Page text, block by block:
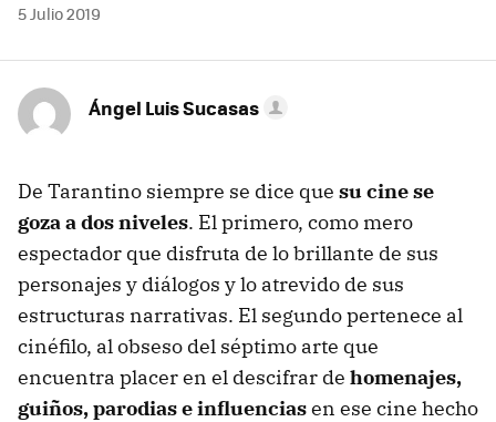
5 Julio 2019
Ángel Luis Sucasas
De Tarantino siempre se dice que su cine se
goza a dos niveles. El primero, como mero
espectador que disfruta de lo brillante de sus
personajes y diálogos y lo atrevido de sus
estructuras narrativas. El segundo pertenece al
cinéfilo, al obseso del séptimo arte que
encuentra placer en el descifrar de homenajes,
guiños, parodias e influenciasen ese cine hecho